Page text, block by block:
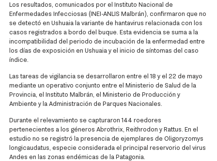
Los resultados, comunicados por el Instituto Nacional de
Enfermedades Infecciosas (INEI-ANLIS Malbrán), confirmaron que no
se detectó en Ushuaia la variante de hantavirus relacionada con los
casos registrados a bordo del buque. Esta evidencia se suma a la
incompatibilidad del periodo de incubación de la enfermedad entre
los días de exposición en Ushuaia y el inicio de síntomas del caso
índice.
Las tareas de vigilancia se desarrollaron entre el 18 y el 22 de mayo
mediante un operativo conjunto entre el Ministerio de Salud de la
Provincia, el Instituto Malbrán, el Ministerio de Producción y
Ambiente y la Administración de Parques Nacionales.
Durante el relevamiento se capturaron 144 roedores
pertenecientes a los géneros Abrothrix, Reithrodon y Rattus. En el
estudio no se registró la presencia de ejemplares de Oligoryzomys
longicaudatus, especie considerada el principal reservorio del virus
Andes en las zonas endémicas de la Patagonia.